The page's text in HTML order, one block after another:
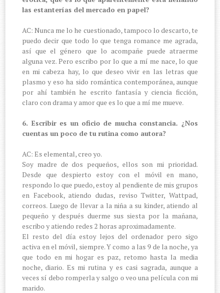
las estanterías del mercado en papel?
AC: Nunca me lo he cuestionado, tampoco lo descarto, te
puedo decir que todo lo que tenga romance me agrada,
así que el género que lo acompañe puede atraerme
alguna vez. Pero escribo por lo que a mí me nace, lo que
en mi cabeza hay, lo que deseo vivir en las letras que
plasmo y eso ha sido romántica contemporánea, aunque
por ahí también he escrito fantasía y ciencia ficción,
claro con drama y amor que es lo que a mí me mueve.
6. Escribir es un oficio de mucha constancia. ¿Nos
cuentas un poco de tu rutina como autora?
AC: Es elemental, creo yo.
Soy madre de dos pequeños, ellos son mi prioridad.
Desde que despierto estoy con el móvil en mano,
respondo lo que puedo, estoy al pendiente de mis grupos
en Facebook, atiendo dudas, reviso Twitter, Wattpad,
correos. Luego de llevar a la niña a su kinder, atiendo al
pequeño y después duerme sus siesta por la mañana,
escribo y atiendo redes 2 horas aproximadamente.
El resto del día estoy lejos del ordenador pero sigo
activa en el móvil, siempre. Y como a las 9 de la noche, ya
que todo en mi hogar es paz, retomo hasta la media
noche, diario. Es mi rutina y es casi sagrada, aunque a
veces sí debo romperla y salgo o veo una película con mi
marido.